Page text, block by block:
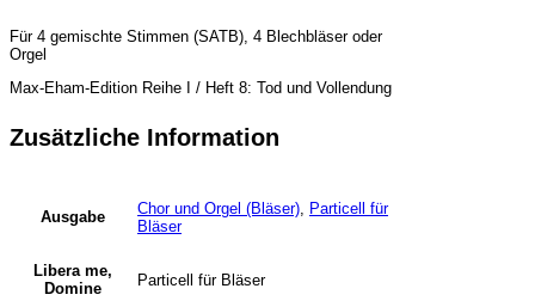
Für 4 gemischte Stimmen (SATB), 4 Blechbläser oder
Orgel
Max-Eham-Edition Reihe I / Heft 8: Tod und Vollendung
Zusätzliche Information
Ausgabe Chor und Orgel (Bläser) Particell für
Bläser
Libera me,
Domine
Particell für Bläser